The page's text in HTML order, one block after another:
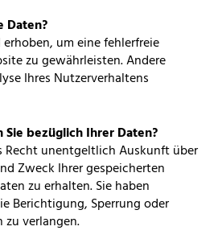
Daten?
um eine fehlerfreie
zu gewährleisten. Andere
Ihres Nutzerverhaltens
bezüglich Ihrer Daten?
Recht unentgeltlich Auskunft über
Zweck Ihrer gespeicherten
zu erhalten. Sie haben
Berichtigung, Sperrung oder
zu verlangen.